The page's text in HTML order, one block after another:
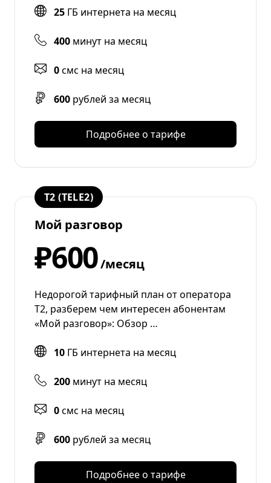
25 ГБ интернета на месяц
400 минут на месяц
0смс на месяц
600 рублей за месяц
Подробнее о тарифе
T2 (TELE2)
Мой разговор
₽600/месяц
Недорогой тарифный план от оператора
T2, разберем чем интересен абонентам
«Мой разговор»: Обзор …
10 ГБ интернета на месяц
200 минут на месяц
0смс на месяц
600 рублей за месяц
Подробнее о тарифе